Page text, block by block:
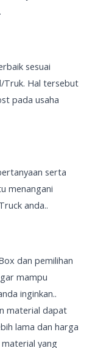
sesuai
Truk. Hal tersebut
pada usaha
serta
menangani
anda..
dan pemilihan
mampu
inginkan..
material dapat
lama dan harga
yang